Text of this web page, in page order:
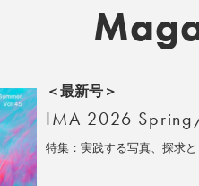
＜最新号＞
IMA 2026
特集：実践する写真、探求